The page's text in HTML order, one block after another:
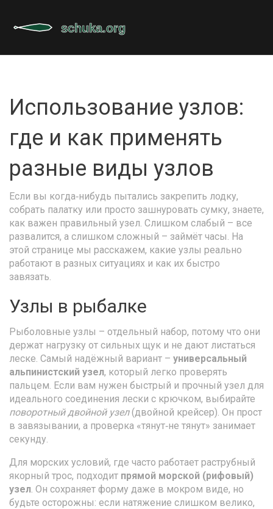
Использование узлов:
где и как применять
разные виды узлов
Если вы когда‑нибудь пытались закрепить лодку,
собрать палатку или просто зашнуровать сумку, знаете,
как важен правильный узел. Слишком слабый – все
развалится, а слишком сложный – займёт часы. На
этой странице мы расскажем, какие узлы реально
работают в разных ситуациях и как их быстро
завязать.
Узлы в рыбалке
Рыболовные узлы – отдельный набор, потому что они
держат нагрузку от сильных щук и не дают листаться
леске. Самый надёжный вариант – универсальный
альпинистский узел, который легко проверять
пальцем. Если вам нужен быстрый и прочный узел для
идеального соединения лески с крючком, выбирайте
поворотный двойной узел(двойной крейсер). Он прост
в завязывании, а проверка «тянут‑не тянут» занимает
секунду.
Для морских условий, где часто работает раструбный
якорный трос, подходит прямой морской (рифовый)
узел. Он сохраняет форму даже в мокром виде, но
будьте осторожны: если натяжение слишком велико,